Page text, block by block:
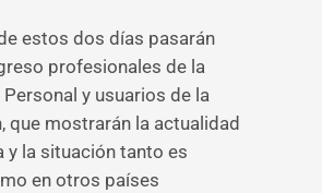
estos dos días pasarán
profesionales de la
y usuarios de la
que mostrarán la actualidad
y la situación tanto es
en otros países